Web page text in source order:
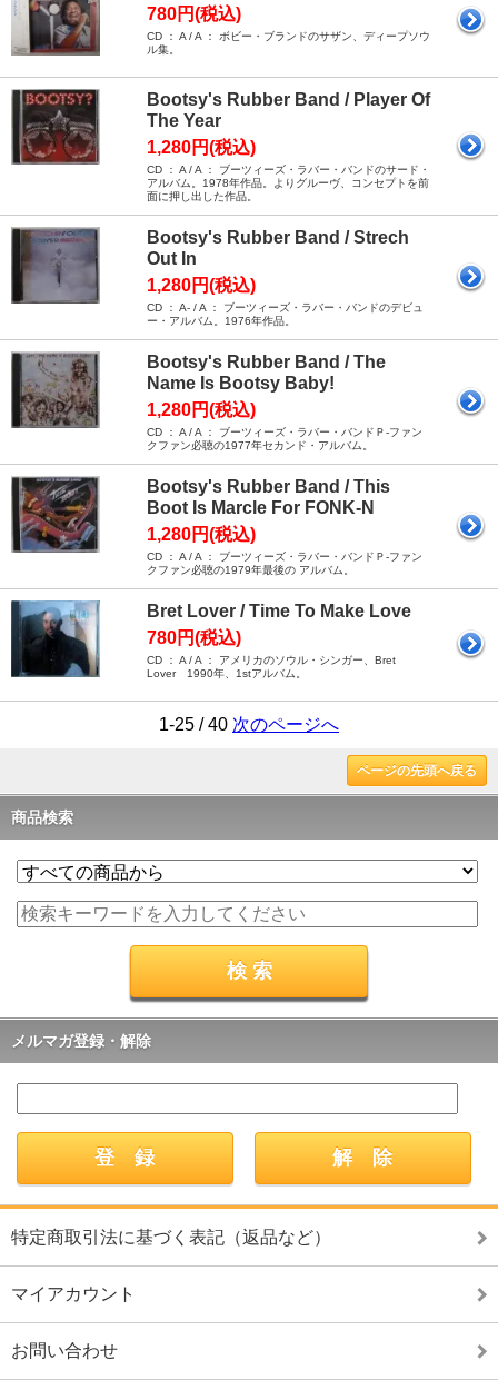
780円(税込)
CD ： A / A ： ボビー・ブランドのサザン、ディープソウ
ル集。
Bootsy's Rubber Band / Player Of
The Year
1,280円(税込)
CD ： A / A ： ブーツィーズ・ラバー・バンドのサード・
アルバム。1978年作品。よりグルーヴ、コンセプトを前
面に押し出した作品。
Bootsy's Rubber Band / Strech
Out In
1,280円(税込)
CD ： A- / A ： ブーツィーズ・ラバー・バンドのデビュ
ー・アルバム。1976年作品。
Bootsy's Rubber Band / The
Name Is Bootsy Baby!
1,280円(税込)
CD ： A / A ： ブーツィーズ・ラバー・バンドＰ-ファン
クファン必聴の1977年セカンド・アルバム。
Bootsy's Rubber Band / This
Boot Is Marcle For FONK-N
1,280円(税込)
CD ： A / A ： ブーツィーズ・ラバー・バンドＰ-ファン
クファン必聴の1979年最後の アルバム。
Bret Lover / Time To Make Love
780円(税込)
CD ： A / A ： アメリカのソウル・シンガー、Bret
Lover 1990年、1stアルバム。
1-25 / 40 次のページへ
ページの先頭へ戻る
商品検索
メルマガ登録・解除
特定商取引法に基づく表記（返品など）
マイアカウント
お問い合わせ